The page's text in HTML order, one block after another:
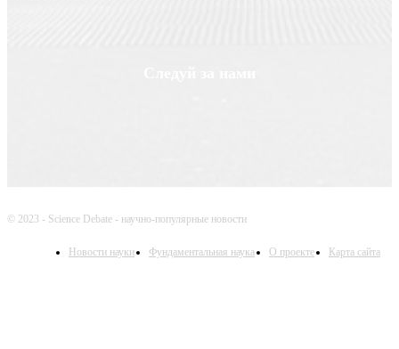
© 2023 - Science Debate - научно-популярные новости
Новости науки Фундаментальная наука О проекте Карта сайта